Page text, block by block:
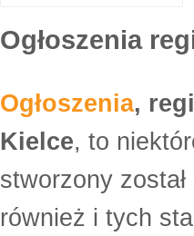
Ogłoszenia
Ogłoszenia,
Kielce, to
stworzony
również i tych